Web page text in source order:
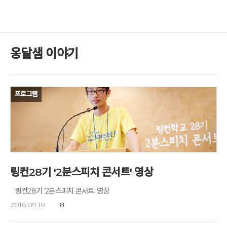
옹달샘 이야기
프로그램
링컨28기 '2분스피치 콘서트' 영상
링컨28기 '2분스피치 콘서트' 영상
2016.09.18 8